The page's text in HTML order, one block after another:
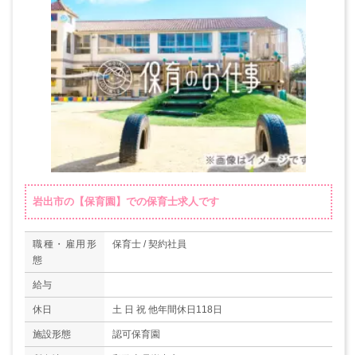
岩出市の【保育園】での保育士求人です
職種・雇用形
態
保育士 / 契約社員
給与
休日 土 日 祝 他年間休日118日
施設形態 認可保育園